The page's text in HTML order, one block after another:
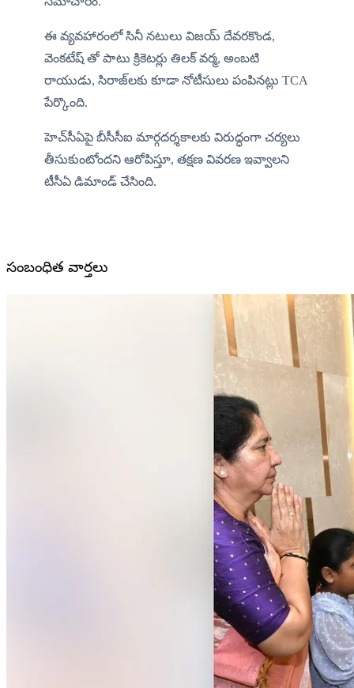
ఈ వ్యవహారంలో సినీ నటులు విజయ్ దేవరకొండ,
వెంకటేష్ తో పాటు క్రికెటర్లు తిలక్ వర్మ, అంబటి
రాయుడు, సిరాజ్‌లకు కూడా నోటీసులు పంపినట్లు TCA
పేర్కొంది.
హెచ్‌సీఏపై బీసీసీఐ మార్గదర్శకాలకు విరుద్ధంగా చర్యలు
తీసుకుంటోందని ఆరోపిస్తూ, తక్షణ వివరణ ఇవ్వాలని
టీసీఏ డిమాండ్ చేసింది.
సంబంధిత వార్తలు